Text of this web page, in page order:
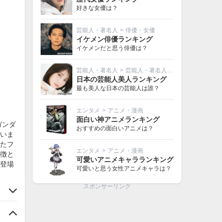
ンダ
ま
フ
と
場
好きな女優は？
芸能人・著名人 > 俳優・女優
イケメン俳優ランキング
イケメンだと思う俳優は？
芸能人・著名人 > 芸能人・著名人その他
日本の芸能人美人ランキング
最も美人な日本の芸能人は誰？
エンタメ > アニメ・漫画
面白い神アニメランキング
おすすめの面白いアニメは？
エンタメ > アニメ・漫画
可愛いアニメキャラランキング
可愛いと思う女性アニメキャラは？
スポンサーリンク